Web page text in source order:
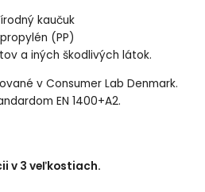
kaučuk
(PP)
a iných škodlivých látok.
v Consumer Lab Denmark.
EN 1400+A2.
v 3 veľkostiach.